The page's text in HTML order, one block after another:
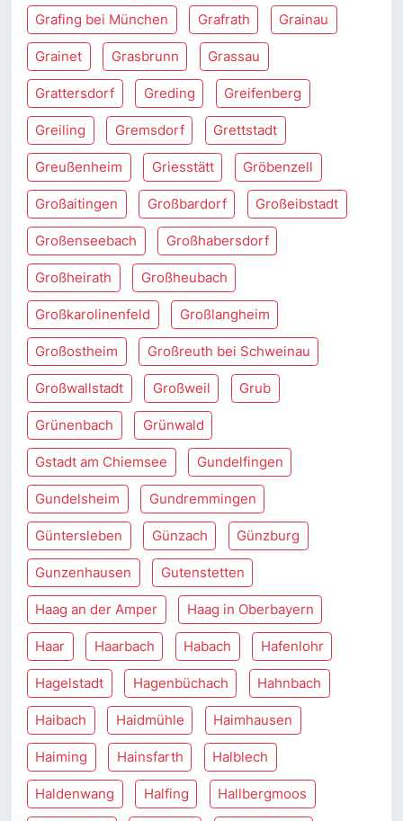
Grafing bei München Grafrath Grainau
Grainet Grasbrunn Grassau
Grattersdorf Greding Greifenberg
Greiling Gremsdorf Grettstadt
Greußenheim Griesstätt Gröbenzell
Großaitingen Großbardorf Großeibstadt
Großenseebach Großhabersdorf
Großheirath Großheubach
Großkarolinenfeld Großlangheim
Großostheim Großreuth bei Schweinau
Großwallstadt Großweil Grub
Grünenbach Grünwald
Gstadt am Chiemsee Gundelfingen
Gundelsheim Gundremmingen
Güntersleben Günzach Günzburg
Gunzenhausen Gutenstetten
Haag an der Amper Haag in Oberbayern
Haar Haarbach Habach Hafenlohr
Hagelstadt Hagenbüchach Hahnbach
Haibach Haidmühle Haimhausen
Haiming Hainsfarth Halblech
Haldenwang Halfing Hallbergmoos